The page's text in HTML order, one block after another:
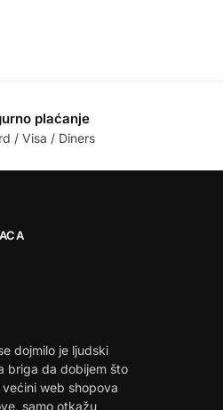
plaćanje
/ Visa / Diners
dojmilo je ljudski
briga da dobijem što
većini web shopova
samo otkažu